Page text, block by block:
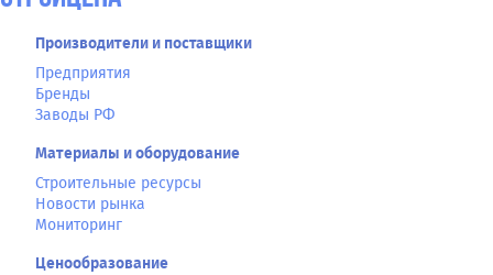
Производители и поставщики
Предприятия
Бренды
Заводы РФ
Материалы и оборудование
Строительные ресурсы
Новости рынка
Мониторинг
Ценообразование